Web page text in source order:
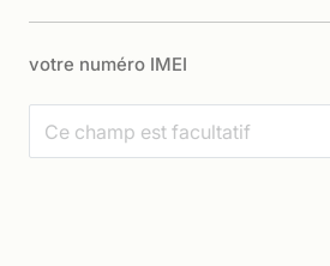
votre numéro IMEI